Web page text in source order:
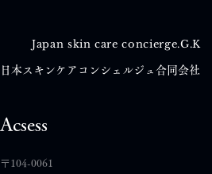
Japan skin care concierge.G.K
日本スキンケアコンシェルジュ合同会社
Acsess
​〒104-0061